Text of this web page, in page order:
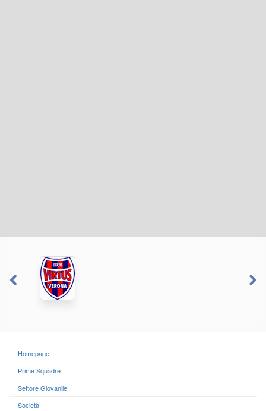
Homepage
Prime Squadre
Settore Giovanile
Società